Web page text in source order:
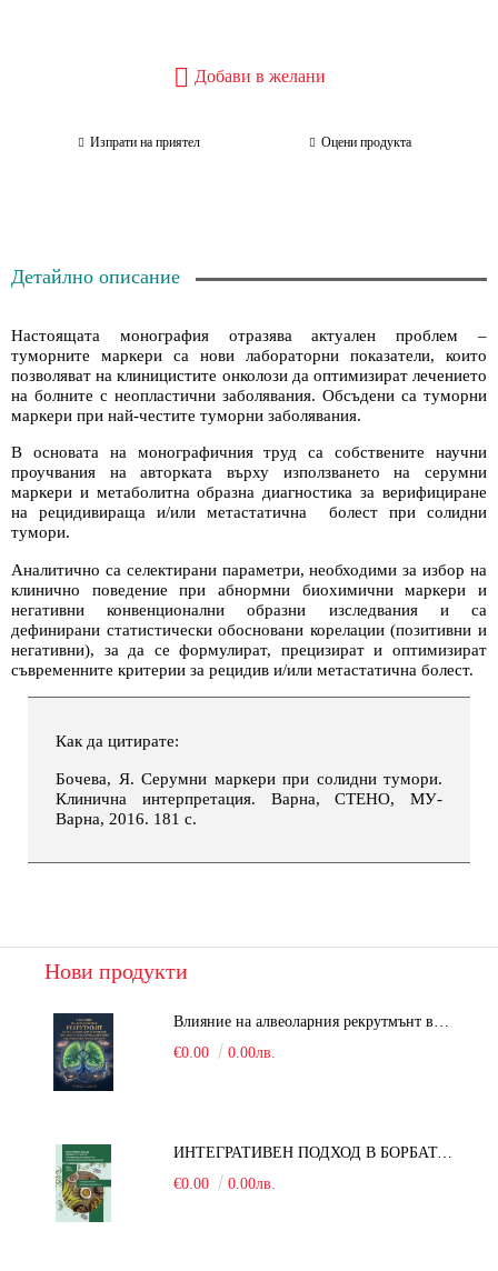
Добави в желани
Изпрати на приятел Оцени продукта
Детайлно описание
Настоящата монография отразява актуален проблем –
туморните маркери са нови лабораторни показатели, които
позволяват на клиницистите онколози да оптимизират лечението
на болните с неопластични заболявания. Обсъдени са туморни
маркери при най-честите туморни заболявания.
В основата на монографичния труд са собствените научни
проучвания на авторката върху използването на серумни
маркери и метаболитна образна диагностика за верифициране
на рецидивираща и/или метастатична болест при солидни
тумори.
Аналитично са селектирани параметри, необходими за избор на
клинично поведение при абнормни биохимични маркери и
негативни конвенционални образни изследвания и са
дефинирани статистически обосновани корелации (позитивни и
негативни), за да се формулират, прецизират и оптимизират
съвременните критерии за рецидив и/или метастатична болест.
Как да цитирате:
Бочева, Я. Серумни маркери при солидни тумори.
Клинична интерпретация. Варна, СТЕНО, МУ-
Варна, 2016. 181 с.
Нови продукти
Влияние на алвеоларния рекрутмънт върху белодробната функция при робот-асистирана хирургия в положение Тренделенбург
€0.00
0.00лв.
ИНТЕГРАТИВЕН ПОДХОД В БОРБАТА С COVID-19: От патогенезата на Sars-Cov-2 до фитомедицината и етноботаниката. Антивирусна активност и терапевтичен потенциал на българските лечебни растения
€0.00
0.00лв.